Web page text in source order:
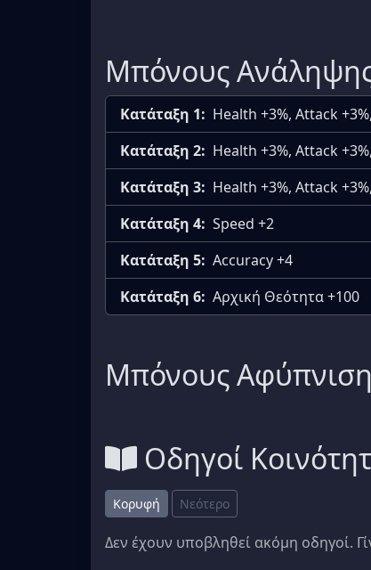
Μπόνους
Κατάταξη 1: Health +3%, Attack
Κατάταξη 2: Health +3%, Attack
Κατάταξη 3: Health +3%, Attack
Κατάταξη 4: Speed +2
Κατάταξη 5: Accuracy +4
Κατάταξη 6: Αρχική Θεότητα +100
Μπόνους
Οδηγοί
Κορυφή Νεότερο
Δεν έχουν υποβληθεί ακόμη οδηγοί.